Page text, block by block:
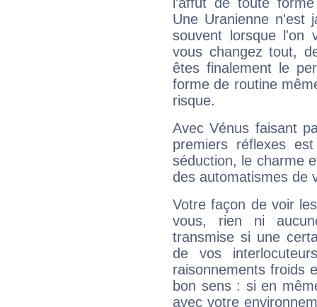
Une Uranienne n'est
souvent lorsque l'on
vous changez tout,
êtes finalement le
forme de routine
risque.
Avec Vénus faisant
premiers réflexes
séduction, le charme
des automatismes de
Votre façon de voir
vous, rien ni
transmise si une
de vos
raisonnements froids
bon sens : si en
avec votre